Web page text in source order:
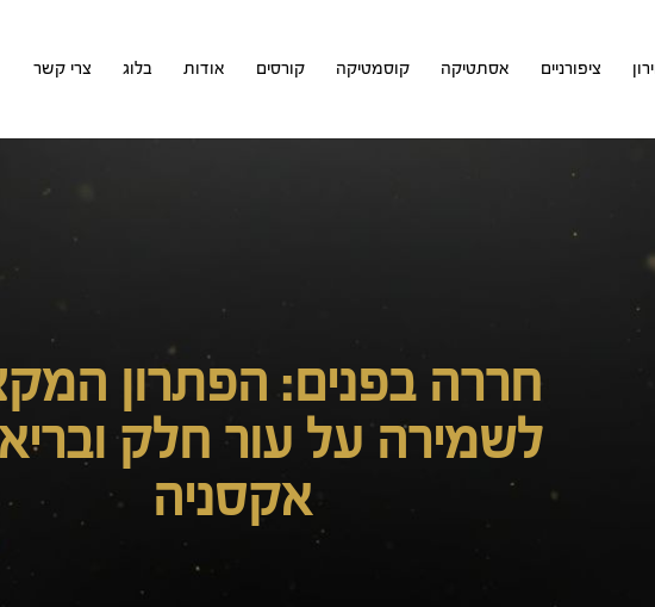
ציפורניים אסתטיקה קוסמטיקה קורסים אודות בלוג צרי קשר
חררה בפנים: הפתרון
לשמירה על עור חלק
אקסניה